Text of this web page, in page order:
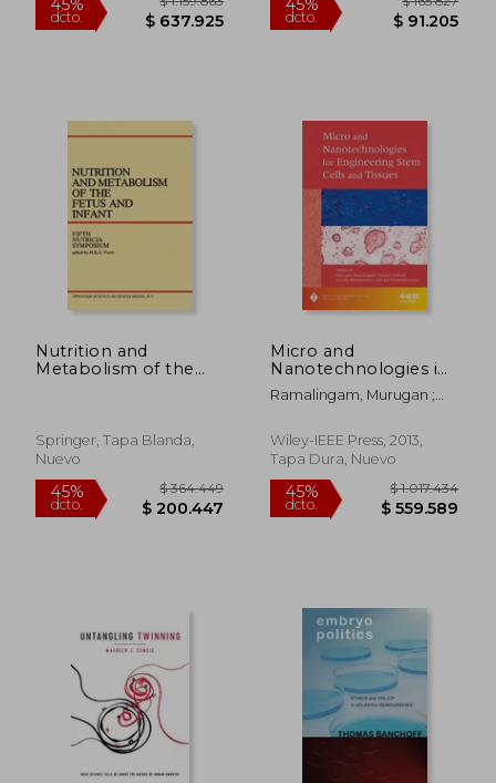
45% $ 2.100.689 45%
$
Nutrition and
Metabolism of the
(Nutricia Symposia)
Springer, Tapa Blanda,
Nuevo
Micro and
Nanotechnologies in
Engineering Stem
Cells and Tissues (en
Ramalingam, Murugan ;
Ramakrishna, Seeram
Wiley-IEEE Press, 2013,
Tapa Dura, Nuevo